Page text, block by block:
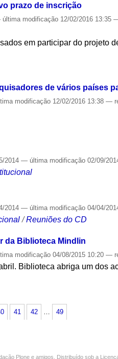
prazo de inscrição
última modificação 12/02/2016 13:35
em participar do projeto
de vários países
modificação 12/02/2016 13:38—
2014— última modificação 02/09/
2014— última modificação 04/04/
/Reuniões do CD
da Biblioteca Mindlin
modificação 04/08/2015 10:20—
Biblioteca abriga um dos
41 42 49
Plone e amigos. Distribuído sob a